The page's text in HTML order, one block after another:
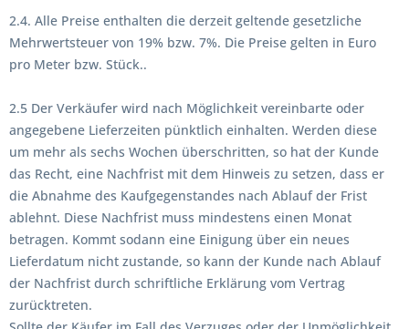
2.4. Alle Preise enthalten die derzeit geltende gesetzliche
Mehrwertsteuer von 19% bzw. 7%. Die Preise gelten in Euro
pro Meter bzw. Stück..
2.5 Der Verkäufer wird nach Möglichkeit vereinbarte oder
angegebene Lieferzeiten pünktlich einhalten. Werden diese
um mehr als sechs Wochen überschritten, so hat der Kunde
das Recht, eine Nachfrist mit dem Hinweis zu setzen, dass er
die Abnahme des Kaufgegenstandes nach Ablauf der Frist
ablehnt. Diese Nachfrist muss mindestens einen Monat
betragen. Kommt sodann eine Einigung über ein neues
Lieferdatum nicht zustande, so kann der Kunde nach Ablauf
der Nachfrist durch schriftliche Erklärung vom Vertrag
zurücktreten.